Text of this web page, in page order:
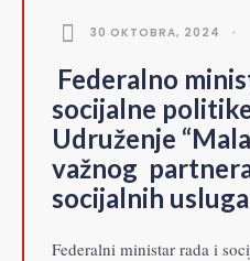
30 OKTOBRA, 2024 •
Federalno
socijalne
Udruženje
važnog
socijalnih usluga
Federalni ministar rada i